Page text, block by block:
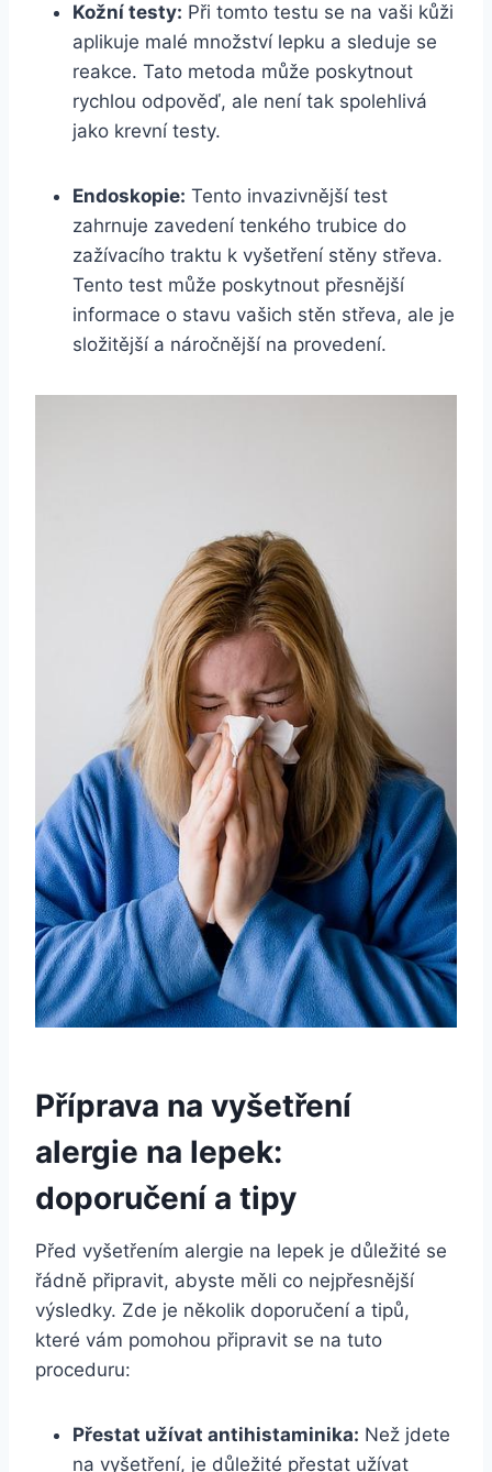
Kožní testy: Při tomto testu⁣ se na⁣ vaši kůži
aplikuje malé množství lepku ​a sleduje se​
reakce. Tato‍ metoda může⁣ poskytnout
rychlou⁣ odpověď, ‌ale​ není tak spolehlivá
jako krevní testy.
Endoskopie: Tento ⁢invazivnější⁣ test
zahrnuje zavedení tenkého trubice do⁤
zažívacího traktu k vyšetření stěny střeva.
Tento test může poskytnout ​přesnější
informace o stavu vašich ⁤stěn střeva, ale⁣ je
složitější a náročnější na provedení.
Příprava na vyšetření
alergie na lepek:
doporučení ‌a tipy
Před vyšetřením alergie na lepek je důležité se
řádně připravit, abyste měli⁢ co nejpřesnější⁢
výsledky. Zde je několik⁣ doporučení a tipů,
které vám pomohou připravit se⁣ na tuto
proceduru:
Přestat užívat antihistaminika: Než jdete
na vyšetření, ‌je důležité přestat užívat